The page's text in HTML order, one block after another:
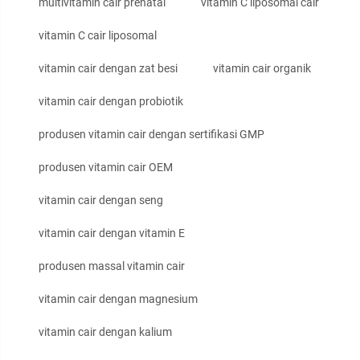
vitamin C cair liposomal
vitamin cair dengan zat besi vitamin cair organik
vitamin cair dengan probiotik
produsen vitamin cair dengan sertifikasi GMP
produsen vitamin cair OEM
vitamin cair dengan seng
vitamin cair dengan vitamin E
produsen massal vitamin cair
vitamin cair dengan magnesium
vitamin cair dengan kalium